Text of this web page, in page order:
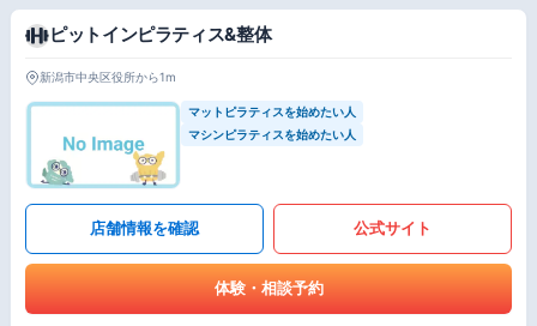
ピットインピラティス&整体
新潟市中央区役所から1m
マットピラティスを始めたい人
マシンピラティスを始めたい人
店舗情報を確認 公式サイト
体験・相談予約